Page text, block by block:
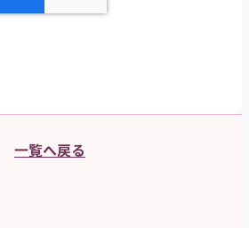
一覧へ戻る